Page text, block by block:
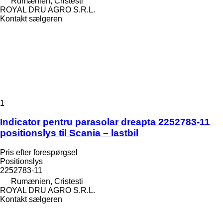
ROYAL DRU AGRO S.R.L.
Kontakt sælgeren
1
Indicator pentru parasolar dreapta 2252783-11
positionslys til Scania – lastbil
Pris efter forespørgsel
Positionslys
2252783-11
Rumænien, Cristesti
ROYAL DRU AGRO S.R.L.
Kontakt sælgeren